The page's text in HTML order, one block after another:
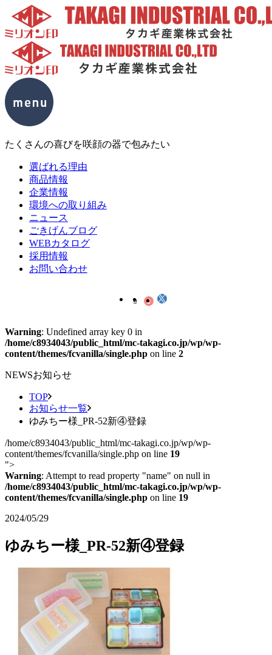
たくさんの喜びを咲顔の器で包みたい
選ばれる理由
商品情報
企業情報
環境への取り組み
ニュース
ごきげんブログ
WEBカタログ
採用情報
お問い合わせ
Warning: Undefined array key 0 in
/home/c8934043/public_html/mc-takagi.co.jp/wp/wp-
content/themes/fcvanilla/single.php on line 2
NEWSお知らせ
TOP
お知らせ一覧
ゆみちー様_PR-52新④登録
/home/c8934043/public_html/mc-takagi.co.jp/wp/wp-
content/themes/fcvanilla/single.php on line 19
">
Warning: Attempt to read property "name" on null in
/home/c8934043/public_html/mc-takagi.co.jp/wp/wp-
content/themes/fcvanilla/single.php on line 19
2024/05/29
ゆみちー様_PR-52新④登録